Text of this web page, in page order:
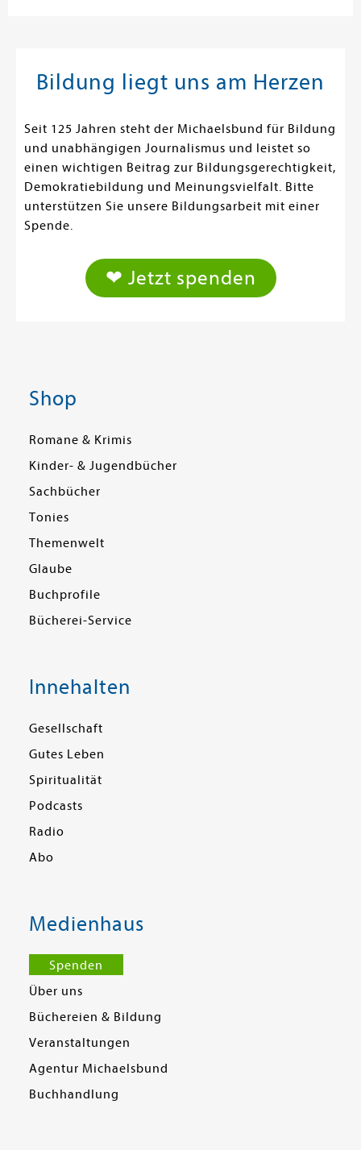
Bildung liegt uns am Herzen
Seit 125 Jahren steht der Michaelsbund für Bildung
und unabhängigen Journalismus und leistet so
einen wichtigen Beitrag zur Bildungsgerechtigkeit,
Demokratiebildung und Meinungsvielfalt. Bitte
unterstützen Sie unsere Bildungsarbeit mit einer
Spende.
❤ Jetzt spenden
Shop
Romane & Krimis
Kinder- & Jugendbücher
Sachbücher
Tonies
Themenwelt
Glaube
Buchprofile
Bücherei-Service
Innehalten
Gesellschaft
Gutes Leben
Spiritualität
Podcasts
Radio
Abo
Medienhaus
Spenden
Über uns
Büchereien & Bildung
Veranstaltungen
Agentur Michaelsbund
Buchhandlung